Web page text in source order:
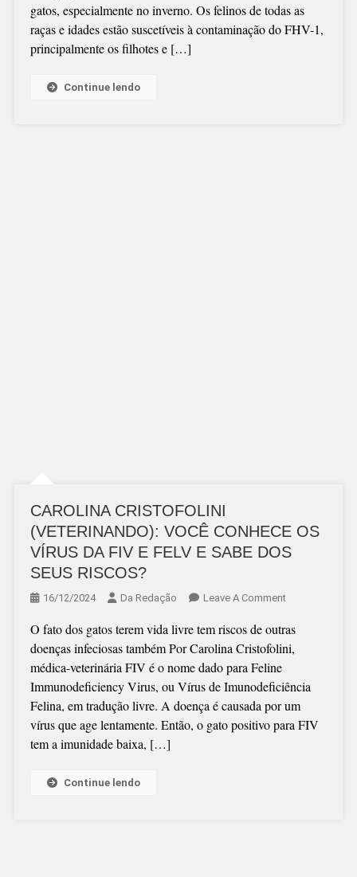
É
gatos, especialmente no inverno. Os felinos de todas as
raças e idades estão suscetíveis à contaminação do FHV-1,
principalmente os filhotes e […]
Continue lendo
CAROLINA CRISTOFOLINI
(VETERINANDO): VOCÊ CONHECE OS
VÍRUS DA FIV E FELV E SABE DOS
SEUS RISCOS?
16/12/2024 Da Redação Leave A CommentOn
CRISTOFOLINI
CONHECE
OS
VÍRUS
O fato dos gatos terem vida livre tem riscos de outras
doenças infeciosas também Por Carolina Cristofolini,
médica-veterinária FIV é o nome dado para Feline
Immunodeficiency Virus, ou Vírus de Imunodeficiência
Felina, em tradução livre. A doença é causada por um
vírus que age lentamente. Então, o gato positivo para FIV
tem a imunidade baixa, […]
Continue lendo